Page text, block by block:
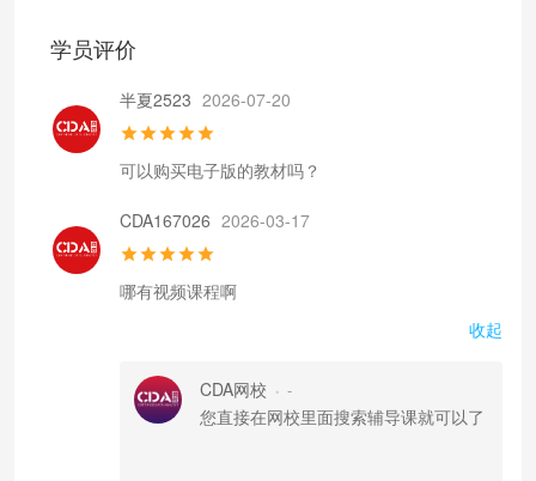
学员评价
半夏2523 2026-07-20
可以购买电子版的教材吗？
CDA167026 2026-03-17
哪有视频课程啊
收起
CDA网校 • -
您直接在网校里面搜索辅导课就可以了